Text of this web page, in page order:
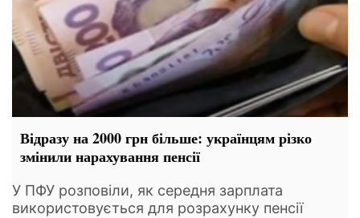
Відразу на 2000 грн більше: українцям різко
змінили нарахування пенсії
У ПФУ розповіли, як середня зарплата
використовується для розрахунку пенсії